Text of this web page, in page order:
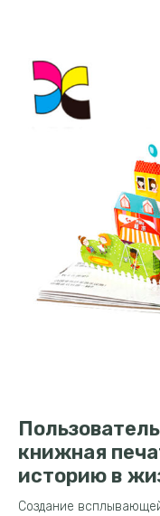
книжная
историю в
Создание